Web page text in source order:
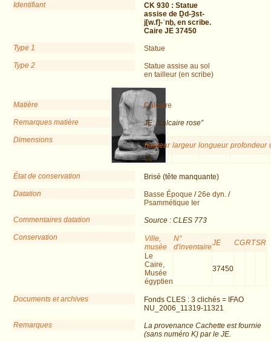
Identifiant CK 930 : Statue
assise de Ḏd-Ȝst-
j[w.f]-ʿnḫ, en scribe.
Caire JE 37450
Type 1
Statue
Type 2
Statue assise au sol
en tailleur (en scribe)
Matière
Calcaire
Remarques matière
JE: “calcaire rose”
Dimensions
hauteur largeur longueur profondeur
11
État de conservation
Brisé (tête manquante)
Datation
Basse Époque /26e dyn. /
Psammétique Ier
Commentaires datation
Source : CLES 773
Conservation
Ville,
musée
N°
d'inventaireJE CGRTSR
Le
Caire,
Musée
égyptien
37450
Documents et archives
Fonds CLES : 3 clichés = IFAO
NU_2006_11319-11321
Remarques
La provenance Cachette est fournie
(sans numéro K) par le JE.